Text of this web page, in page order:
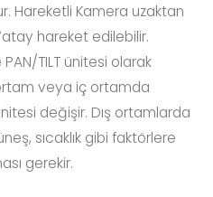
Hareketli Kamera uzaktan
hareket edilebilir.
TILT ünitesi olarak
ortam veya iç ortamda
değişir. Dış ortamlarda
sıcaklık gibi faktörlere
gerekir.